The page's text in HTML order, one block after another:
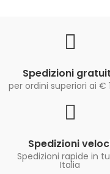
Spedizioni
per ordini superiori ai €
Spedizioni
Spedizioni rapide in
Italia